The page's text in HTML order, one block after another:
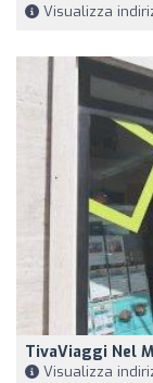
Visualizza
TivaViaggi Nel
Visualizza